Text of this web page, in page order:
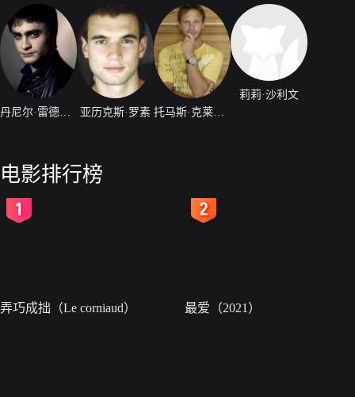
亚历克斯·罗素
莉莉·沙利文
电影排行榜
弄巧成拙（Le corniaud） 最爱（2021）